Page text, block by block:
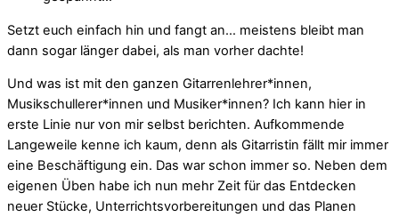
Setzt euch einfach hin und fangt an… meistens bleibt man
dann sogar länger dabei, als man vorher dachte!
Und was ist mit den ganzen Gitarrenlehrer*innen,
Musikschullerer*innen und Musiker*innen? Ich kann hier in
erste Linie nur von mir selbst berichten. Aufkommende
Langeweile kenne ich kaum, denn als Gitarristin fällt mir immer
eine Beschäftigung ein. Das war schon immer so. Neben dem
eigenen Üben habe ich nun mehr Zeit für das Entdecken
neuer Stücke, Unterrichtsvorbereitungen und das Planen